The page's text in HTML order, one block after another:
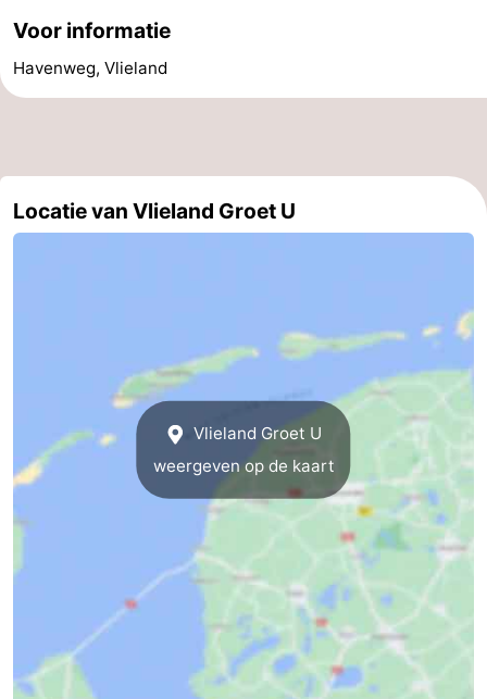
Monumenten
-
Uitkijkpunten
Attracties
Speeltuinen
Natuur
Fietsen
Wandelen
-
en
Zeehonden
Voor informatie
Havenweg, Vlieland
Locatie van Vlieland Groet U
Vlieland Groet U
weergeven op de kaart